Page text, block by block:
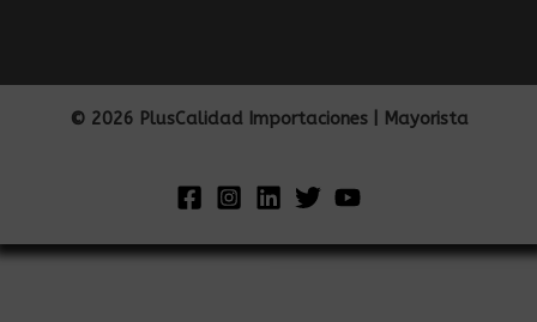
© 2026 PlusCalidad Importaciones | Mayorista